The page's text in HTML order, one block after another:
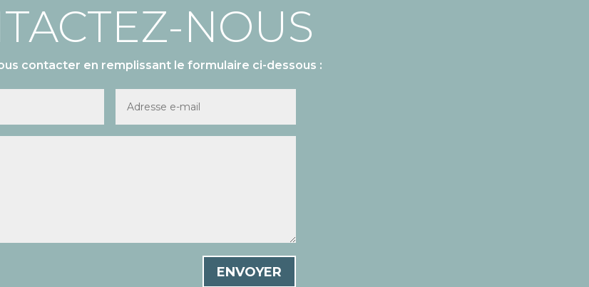
NOUS
contacter en remplissant le formulaire ci-dessous :
ENVOYER